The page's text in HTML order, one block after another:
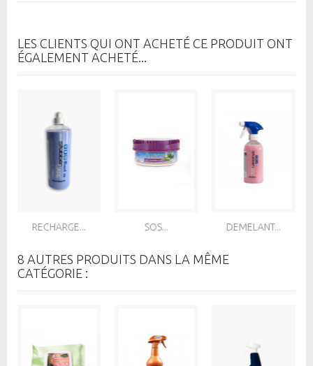
LES CLIENTS QUI ONT ACHETÉ CE PRODUIT ONT
ÉGALEMENT ACHETÉ...
RECHARGE... SOS... DEMELANT...
8 AUTRES PRODUITS DANS LA MÊME
CATÉGORIE :